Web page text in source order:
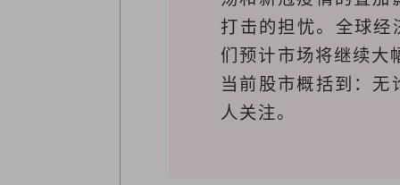
打击的担忧。全球
们预计市场将继续
当前股市概括到：
人关注。